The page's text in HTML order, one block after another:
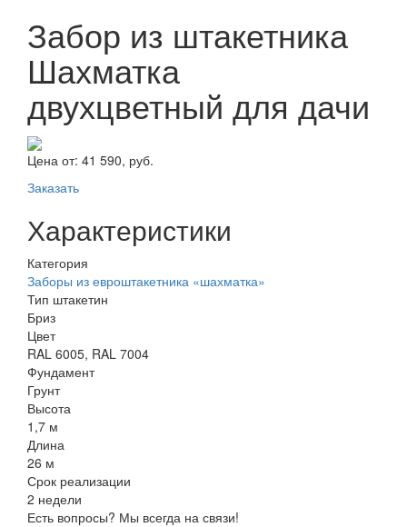
Забор из штакетника
Шахматка
двухцветный для дачи
Цена от: 41 590, руб.
Заказать
Характеристики
Категория
Заборы из евроштакетника «шахматка»
Тип штакетин
Бриз
Цвет
RAL 6005, RAL 7004
Фундамент
Грунт
Высота
1,7 м
Длина
26 м
Срок реализации
2 недели
Есть вопросы? Мы всегда на связи!